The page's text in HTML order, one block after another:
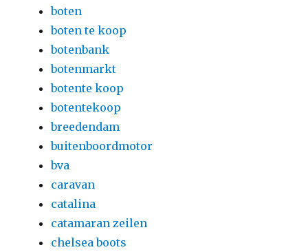
boten
boten te koop
botenbank
botenmarkt
botente koop
botentekoop
breedendam
buitenboordmotor
bva
caravan
catalina
catamaran zeilen
chelsea boots